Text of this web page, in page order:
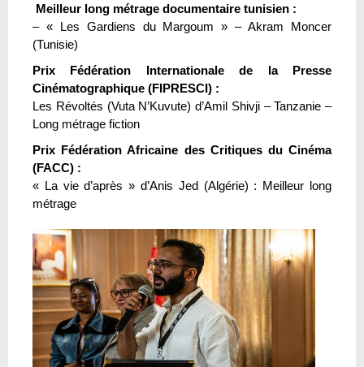
Meilleur long métrage documentaire tunisien :
– « Les Gardiens du Margoum » – Akram Moncer
(Tunisie)
Prix Fédération Internationale de la Presse
Cinématographique (FIPRESCI) :
Les Révoltés (Vuta N’Kuvute) d’Amil Shivji – Tanzanie –
Long métrage fiction
Prix Fédération Africaine des Critiques du Cinéma
(FACC) :
« La vie d’après » d’Anis Jed (Algérie) : Meilleur long
métrage